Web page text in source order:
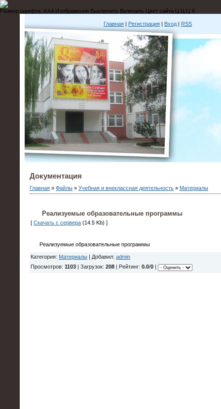
Размер шрифта: A AAИзображения Выключить Включить Цвет сайта Ц Ц Ц Х
Главная | Регистрация | Вход | RSS
Документация
Главная » Файлы » Учебная и внеклассная деятельность » Материалы
Реализуемые образовательные программы
[ Скачать с сервера (14.5 Kb) ]
Реализуемые образовательные программы
Категория: Материалы | Добавил: admin
Просмотров: 1103 | Загрузок: 208 | Рейтинг: 0.0/0